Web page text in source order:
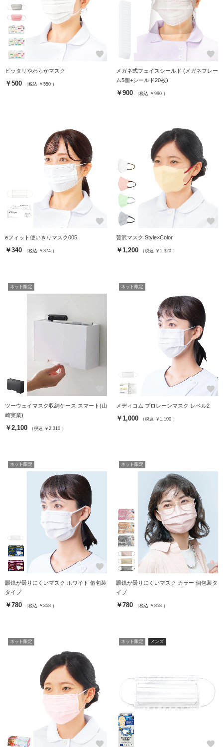
favorite
ピッタリやわらかマスク
￥500 （税込 ￥550 ）
favorite
メガネ式フェイスシールド (メガネフレー
ム5個+シールド20枚)
￥900 （税込 ￥990 ）
favorite
eフィット使いきりマスク005
￥340 （税込 ￥374 ）
favorite
贅沢マスク Style×Color
￥1,200 （税込 ￥1,320 ）
ネット限定
ツーウェイマスク収納ケース スマート(山
崎実業)
￥2,100 （税込 ￥2,310 ）
ネット限定
favorite
メディコム プロレーンマスク レベル2
￥1,000 （税込 ￥1,100 ）
ネット限定
favorite
眼鏡が曇りにくいマスク ホワイト 個包装
タイプ
￥780 （税込 ￥858 ）
ネット限定
favorite
眼鏡が曇りにくいマスク カラー 個包装タ
イプ
￥780 （税込 ￥858 ）
ネット限定
favorite
ネット限定 メンズ
favorite